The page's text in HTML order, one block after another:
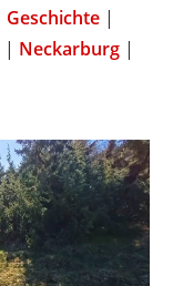
Geschichte |
| Neckarburg |